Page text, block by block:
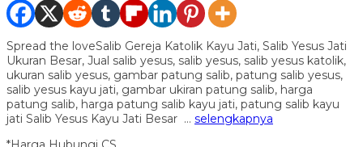
Spread the loveSalib Gereja Katolik Kayu Jati, Salib Yesus Jati
Ukuran Besar, Jual salib yesus, salib yesus, salib yesus katolik,
ukuran salib yesus, gambar patung salib, patung salib yesus,
salib yesus kayu jati, gambar ukiran patung salib, harga
patung salib, harga patung salib kayu jati, patung salib kayu
jati Salib Yesus Kayu Jati Besar … selengkapnya